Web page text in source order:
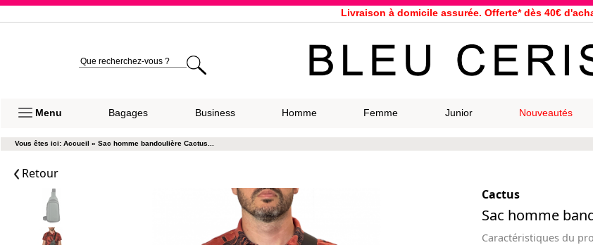
Livraison à domicile assurée. Offerte* dès 40€
Expédition le jour même pour toutes commandes passées avant 12h,
33 magasins répartis dans la France. Un à proximité de chez
Menu Bagages Business Homme Femme Junior Nouveautés
Vous êtes ici: Accueil » Sac homme bandoulière Cactus...
Retour
Cactus
Sac homme
Caractéristiques du